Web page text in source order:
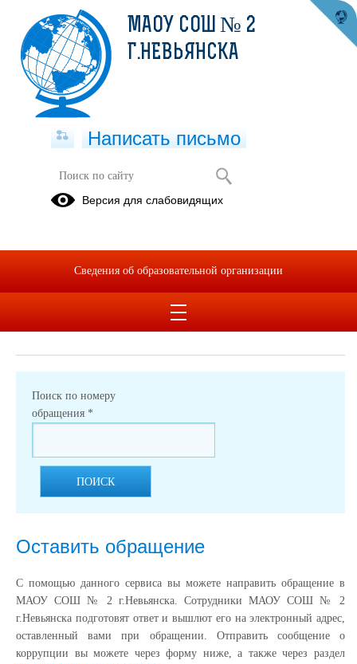
Обращения граждан
режиме при подаче обращения через электронную форму. Номер
обращения отправляется на электронный адрес, который вы
указывали при подаче обращения в электронной форме.
Поиск по номеру
обращения *
ПОИСК
Оставить обращение
С помощью данного сервиса вы можете направить обращение в
МАОУ СОШ № 2 г.Невьянска. Сотрудники МАОУ СОШ № 2
г.Невьянска подготовят ответ и вышлют его на электронный адрес,
оставленный вами при обращении. Отправить сообщение о
коррупции вы можете через форму ниже, а также через раздел
МАОУ СОШ № 2
Г.НЕВЬЯНСКА
Написать письмо
Версия для слабовидящих
Сведения об образовательной организации